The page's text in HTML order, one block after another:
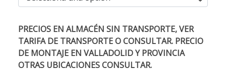
PRECIOS EN ALMACÉN SIN TRANSPORTE, VER
TARIFA DE TRANSPORTE O CONSULTAR. PRECIO
DE MONTAJE EN VALLADOLID Y PROVINCIA
OTRAS UBICACIONES CONSULTAR.